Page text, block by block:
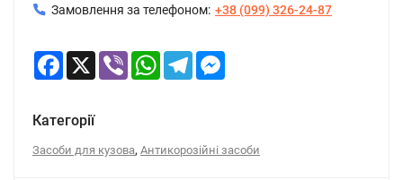
Замовлення за телефоном: +38 (099) 326-24-87
Facebook
X Viber WhatsApp
Telegram
Категорії
Засоби для кузова, Антикорозійні засоби